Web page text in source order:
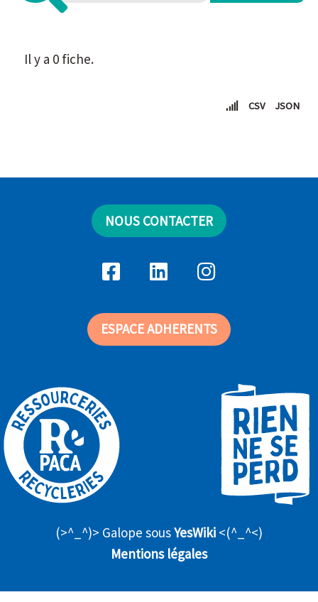
Il y a 0 fiche.
CSV JSON
NOUS CONTACTER
ESPACE ADHERENTS
(>^_^)> Galope sousYesWiki <(^_^<)
Mentions légales